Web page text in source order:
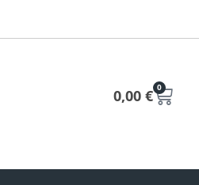
0,00 € 0